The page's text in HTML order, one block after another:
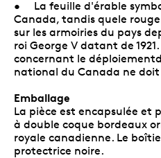
• La feuille d'érable
Canada, tandis quele
sur les armoiries du pays
roi George V datant de
concernant le
national du Canada ne
Emballage
La pièce est encapsulée et
à double coque bordeaux
royale canadienne. Le
protectrice noire.